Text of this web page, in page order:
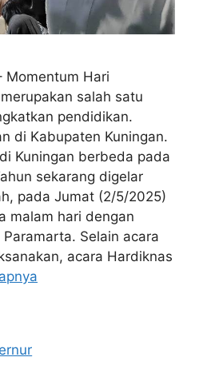
Momentum Hari
salah satu
pendidikan.
di Kabupaten Kuningan.
Kuningan berbeda pada
sekarang digelar
pada Jumat (2/5/2025)
malam hari dengan
Selain acara
acara Hardiknas